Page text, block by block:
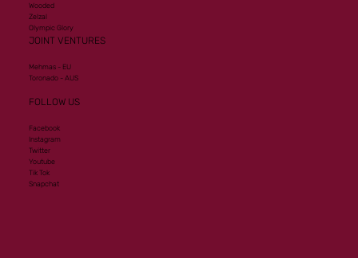
Wooded
Zelzal
Olympic Glory
JOINT VENTURES
Mehmas - EU
Toronado - AUS
FOLLOW US
Facebook
Instagram
Twitter
Youtube
Tik Tok
Snapchat